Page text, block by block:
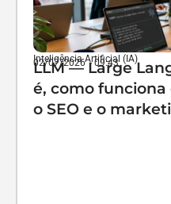
Inteligência Artificial (IA)
02/07/2026 - 09:43
LLM — Large
é, como funciona
o SEO e o